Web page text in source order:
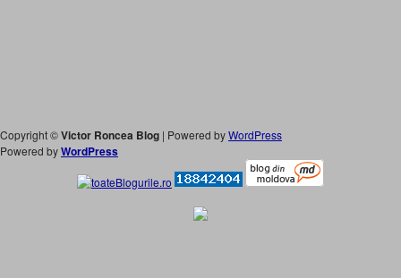
Copyright ©Victor Roncea Blog | Powered byWordPress
Powered byWordPress